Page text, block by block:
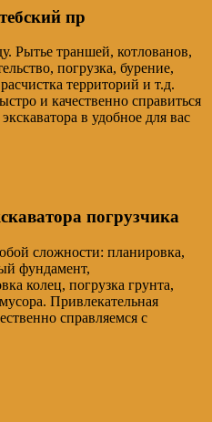
пр
Рытье траншей, котлованов,
погрузка, бурение,
территорий и т.д.
и качественно справиться
в удобное для вас
погрузчика
сложности: планировка,
фундамент,
колец, погрузка грунта,
Привлекательная
справляемся с